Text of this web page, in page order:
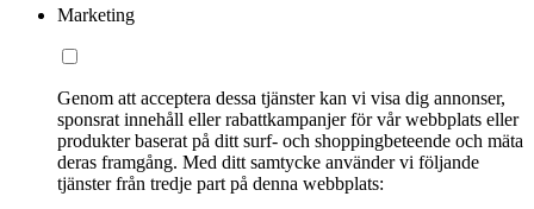
Marketing
Genom att acceptera dessa tjänster kan vi visa dig annonser,
sponsrat innehåll eller rabattkampanjer för vår webbplats eller
produkter baserat på ditt surf- och shoppingbeteende och mäta
deras framgång. Med ditt samtycke använder vi följande
tjänster från tredje part på denna webbplats: